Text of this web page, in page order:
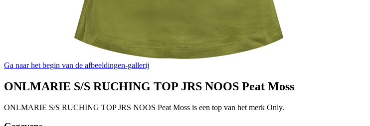
Ga naar het begin van de afbeeldingen-gallerij
ONLMARIE S/S RUCHING TOP JRS NOOS Peat Moss
ONLMARIE S/S RUCHING TOP JRS NOOS Peat Moss is een top van het merk Only.